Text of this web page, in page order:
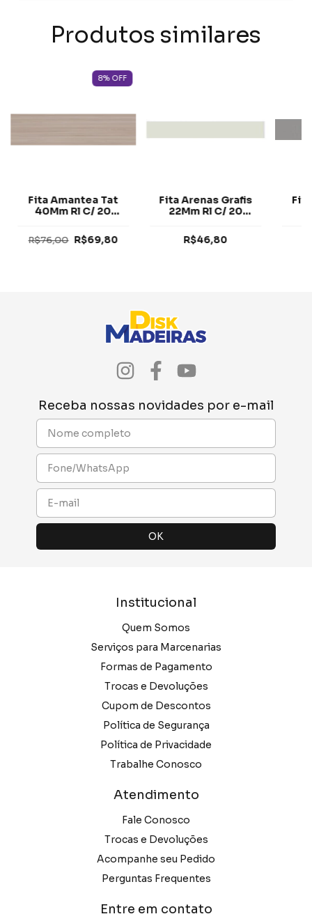
Produtos similares
8% OFF
Fita Amantea Tat
40Mm Rl C/ 20
R$76,00 R$69,80
Fita Arenas Grafis
22Mm Rl C/ 20
R$46,80
Receba nossas novidades por e-mail
Institucional
Quem Somos
Serviços para Marcenarias
Formas de Pagamento
Trocas e Devoluções
Cupom de Descontos
Política de Segurança
Política de Privacidade
Trabalhe Conosco
Atendimento
Fale Conosco
Trocas e Devoluções
Acompanhe seu Pedido
Perguntas Frequentes
Entre em contato